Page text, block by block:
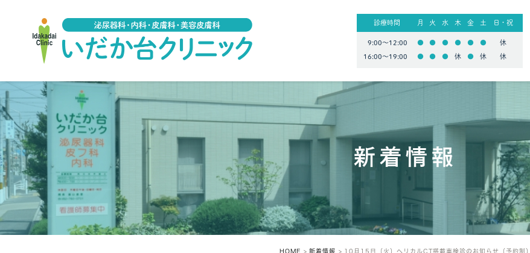
診療時間 月 火 水 木 金 土 日・祝
9:00〜12:00 ● ● ● ● ● ● 休
16:00〜19:00 ● ● ● 休 ● 休 休
新着情報
HOME 新着情報 10月15日（火）ヘリカルCT搭載車検診のお知らせ（予約制）